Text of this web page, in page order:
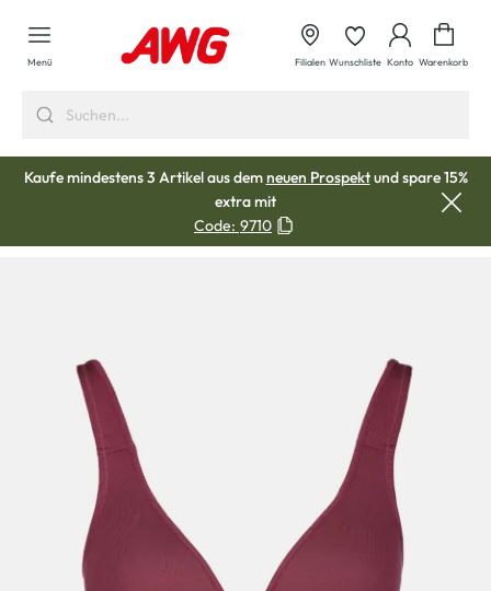
springen
Menü Filialen Wunschliste Konto Warenkorb
Kaufe mindestens 3 Artikel aus demneuen Prospektund spare 15%
extra mit
Code: 9710